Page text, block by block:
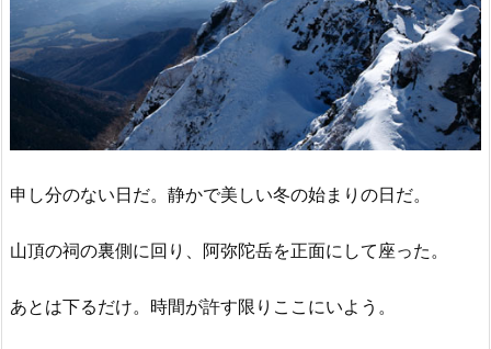
申し分のない日だ。静かで美しい冬の始まりの日だ。
山頂の祠の裏側に回り、阿弥陀岳を正面にして座った。
あとは下るだけ。時間が許す限りここにいよう。